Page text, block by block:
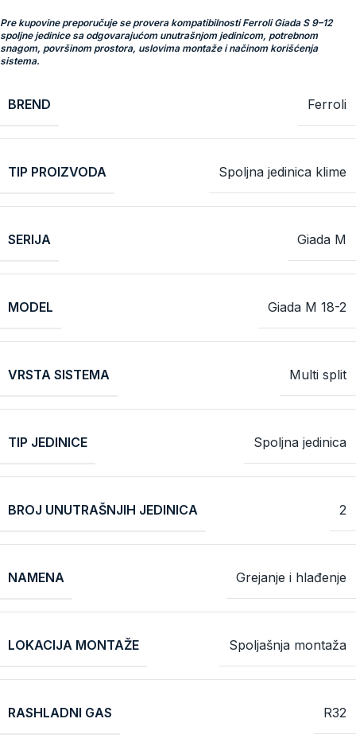
Pre kupovine preporučuje se provera kompatibilnosti Ferroli Giada S 9–12
spoljne jedinice sa odgovarajućom unutrašnjom jedinicom, potrebnom
snagom, površinom prostora, uslovima montaže i načinom korišćenja
sistema.
BREND Ferroli
TIP PROIZVODA Spoljna jedinica klime
SERIJA Giada M
MODEL Giada M 18-2
VRSTA SISTEMA Multi split
TIP JEDINICE Spoljna jedinica
BROJ UNUTRAŠNJIH JEDINICA 2
NAMENA Grejanje i hlađenje
LOKACIJA MONTAŽE Spoljašnja montaža
RASHLADNI GAS R32